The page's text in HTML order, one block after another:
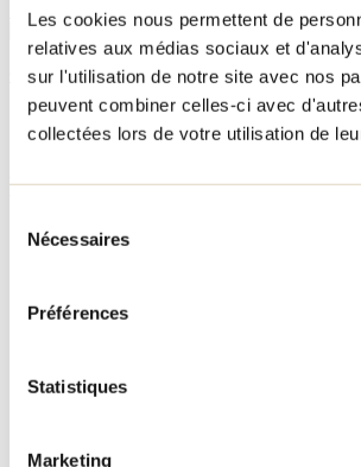
Les cookies nous permettent de
relatives aux médias sociaux et
sur l'utilisation de notre site avec nos
peuvent combiner celles-ci avec
collectées lors de votre utilisation de
Nécessaires
Préférences
Statistiques
Marketing
importe la saison.
Consulter tous les articles
Besoin d'information?
1 800 363-2788
Menu pied de page
Accueil de groupe
Offre aux voyageurs étrangers
À propos
Concours
Cartes et brochures